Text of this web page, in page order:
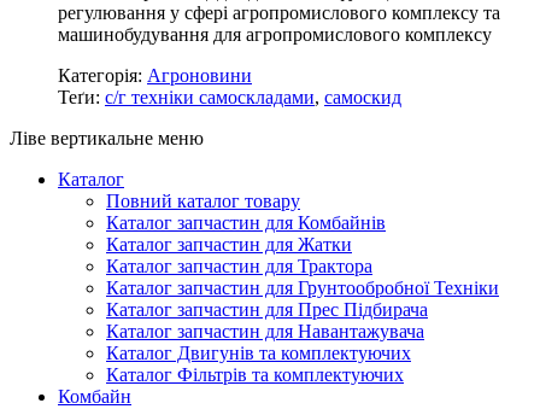
регулювання у сфері агропромислового комплексу та
машинобудування для агропромислового комплексу
Категорія: Агроновини
Теґи: с/г техніки самоскладами, самоскид
Ліве вертикальне меню
Каталог
Повний каталог товару
Каталог запчастин для Комбайнів
Каталог запчастин для Жатки
Каталог запчастин для Трактора
Каталог запчастин для Грунтообробної Техніки
Каталог запчастин для Прес Підбирача
Каталог запчастин для Навантажувача
Каталог Двигунів та комплектуючих
Каталог Фільтрів та комплектуючих
Комбайн